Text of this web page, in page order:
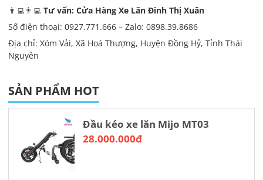
👨‍💻👨‍💻 Tư vấn: Cửa Hàng Xe Lăn Đinh Thị Xuân
Số điện thoại: 0927.771.666 – Zalo: 0898.39.8686
Địa chỉ: Xóm Vải, Xã Hoá Thượng, Huyện Đồng Hỷ, Tỉnh Thái
Nguyên
SẢN PHẨM HOT
Đầu kéo xe lăn Mijo MT03
28.000.000đ